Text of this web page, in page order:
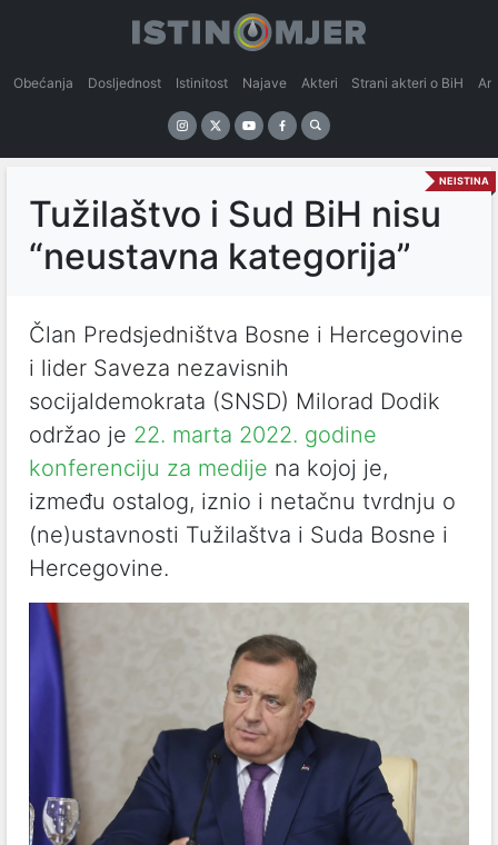
Obećanja Dosljednost Istinitost Najave Akteri Strani akteri o BiH
NEISTINA
Tužilaštvo i Sud BiH nisu
“neustavna kategorija”
Član Predsjedništva Bosne i Hercegovine
i lider Saveza nezavisnih
socijaldemokrata (SNSD) Milorad Dodik
održao je 22. marta 2022. godine
konferenciju za medije na kojoj je,
između ostalog, iznio i netačnu tvrdnju o
(ne)ustavnosti Tužilaštva i Suda Bosne i
Hercegovine.